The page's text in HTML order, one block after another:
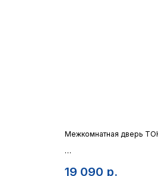
Межкомнатная дверь
19 090 р.